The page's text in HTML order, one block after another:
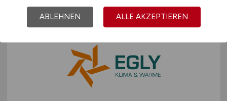
ABLEHNEN ALLE AKZEPTIEREN